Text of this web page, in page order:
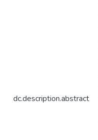
dc.description.abstract